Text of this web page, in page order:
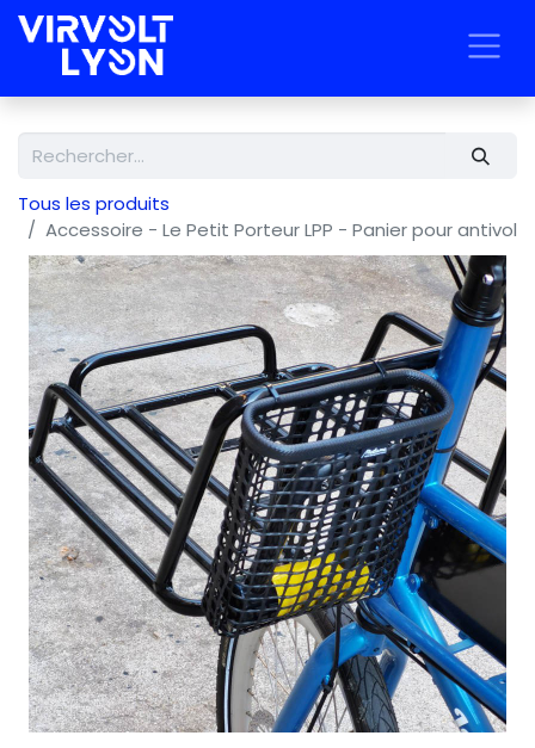
Tous les produits
Accessoire - Le Petit Porteur LPP - Panier pour antivol